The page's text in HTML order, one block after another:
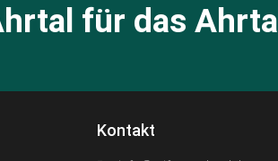
für das Ahrtal
Kontakt